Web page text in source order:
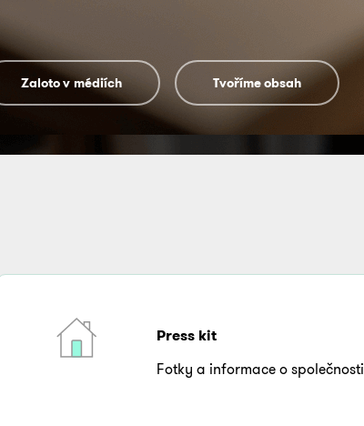
Zaloto v médiích Tvoříme obsah
Press kit
Fotky a informace o společnosti